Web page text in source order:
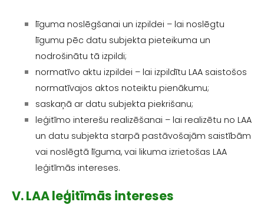
līguma noslēgšanai un izpildei – lai noslēgtu
līgumu pēc datu subjekta pieteikuma un
nodrošinātu tā izpildi;
normatīvo aktu izpildei – lai izpildītu LAA saistošos
normatīvajos aktos noteiktu pienākumu;
saskaņā ar datu subjekta piekrišanu;
leģitīmo interešu realizēšanai – lai realizētu no LAA
un datu subjekta starpā pastāvošajām saistībām
vai noslēgtā līguma, vai likuma izrietošas LAA
leģitīmās intereses.
V. LAA leģitīmās intereses